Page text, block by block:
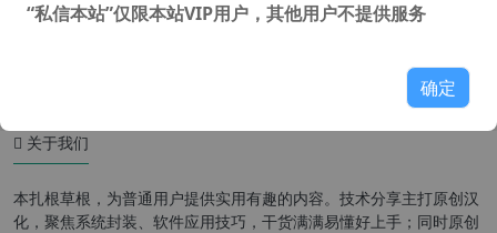
关于我们
本扎根草根，为普通用户提供实用有趣的内容。技术分享主打原创汉
化，聚焦系统封装、软件应用技巧，干货满满易懂好上手；同时原创
“私信本站”仅限本站VIP用户，其他用户不提供服务
确定